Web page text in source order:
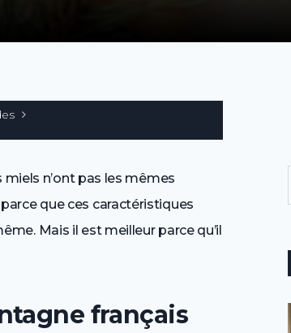
miels n’ont pas les mêmes
que ces caractéristiques
Mais il est meilleur parce qu’il
français